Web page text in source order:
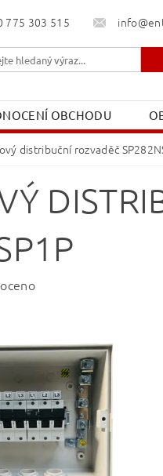
775 303 515
OBCHODU
MOJE
distribuční rozvaděč